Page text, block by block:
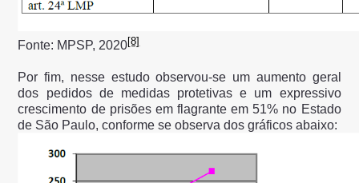
Fonte: MPSP, 2020[8]
Por fim, nesse estudo observou-se um aumento geral
dos pedidos de medidas protetivas e um expressivo
crescimento de prisões em flagrante em 51% no Estado
de São Paulo, conforme se observa dos gráficos abaixo: